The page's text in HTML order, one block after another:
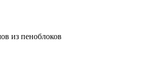
из пеноблоков